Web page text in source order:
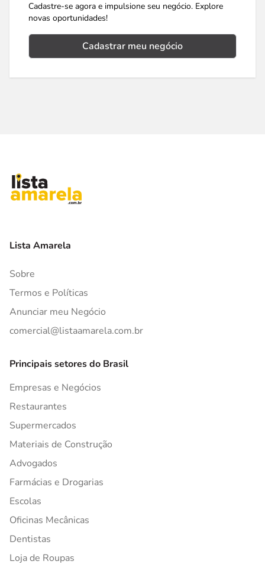
Cadastre-se agora e impulsione seu negócio. Explore
novas oportunidades!
Cadastrar meu negócio
Lista Amarela
Sobre
Termos e Políticas
Anunciar meu Negócio
comercial@listaamarela.com.br
Principais setores do Brasil
Empresas e Negócios
Restaurantes
Supermercados
Materiais de Construção
Advogados
Farmácias e Drogarias
Escolas
Oficinas Mecânicas
Dentistas
Loja de Roupas